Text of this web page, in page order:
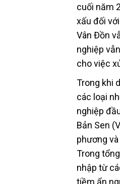
cuối năm
xấu đối
Vân Đồn
nghiệp
cho việc
Trong khi
các loại
nghiệp
Bản Sen
phương
Trong
nhập từ
tiềm ẩn